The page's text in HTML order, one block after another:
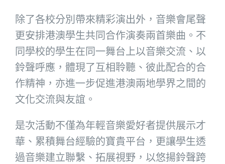
除了各校分別帶來精彩演出外，音樂會尾聲
更安排港澳學生共同合作演奏兩首樂曲。不
同學校的學生在同一舞台上以音樂交流、以
鈴聲呼應，體現了互相聆聽、彼此配合的合
作精神，亦進一步促進港澳兩地學界之間的
文化交流與友誼。
是次活動不僅為年輕音樂愛好者提供展示才
華、累積舞台經驗的寶貴平台，更讓學生透
過音樂建立聯繫、拓展視野，以悠揚鈴聲跨